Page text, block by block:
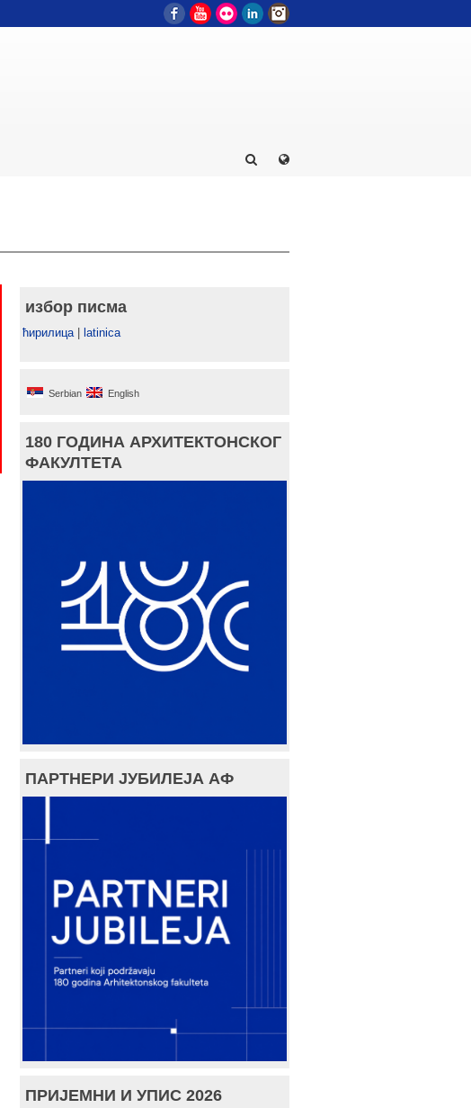
FacebookYouTube
Flickr LinkedIn
избор писма
ћирилица| latinica
Serbian English
180 ГОДИНА АРХИТЕКТОНСКОГ
ФАКУЛТЕТА
ПАРТНЕРИ ЈУБИЛЕЈА АФ
ПРИЈЕМНИ И УПИС 2026